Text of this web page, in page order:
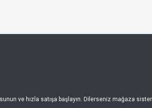
ve hızla satışa başlayın. Dilerseniz mağaza